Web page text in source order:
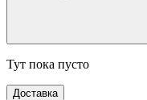
Тут пока пусто
Доставка